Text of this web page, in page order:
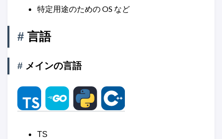
特定用途のための OS など
# 言語
# メインの言語
TS